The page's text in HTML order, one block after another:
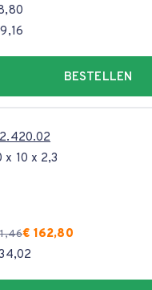
BESTELLEN
x 10 x 2,3
€ 162,80